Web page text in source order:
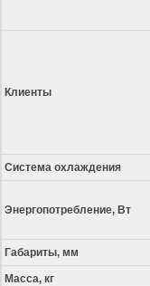
Клиенты
Система охлаждения
Энергопотребление, Вт
Габариты, мм
Масса, кг